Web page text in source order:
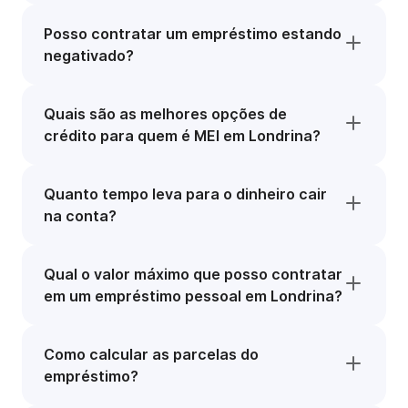
Posso contratar um empréstimo estando
negativado?
Quais são as melhores opções de
crédito para quem é MEI em Londrina?
Quanto tempo leva para o dinheiro cair
na conta?
Qual o valor máximo que posso contratar
em um empréstimo pessoal em Londrina?
Como calcular as parcelas do
empréstimo?